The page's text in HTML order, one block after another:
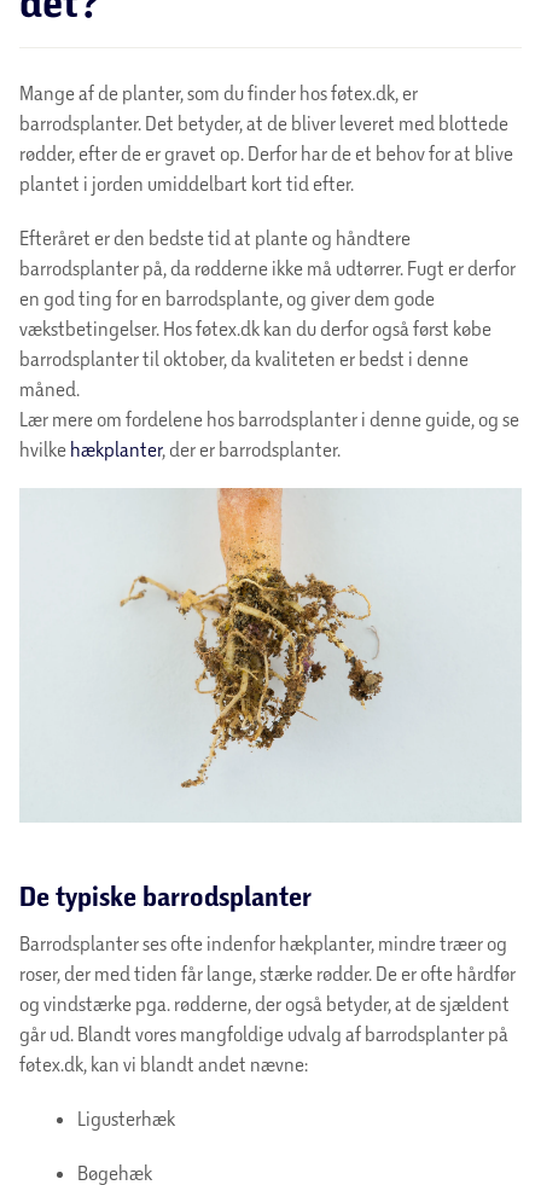
Mange af de planter, som du finder hos føtex.dk, er
barrodsplanter. Det betyder, at de bliver leveret med blottede
rødder, efter de er gravet op. Derfor har de et behov for at blive
plantet i jorden umiddelbart kort tid efter.
Efteråret er den bedste tid at plante og håndtere
barrodsplanter på, da rødderne ikke må udtørrer. Fugt er derfor
en god ting for en barrodsplante, og giver dem gode
vækstbetingelser. Hos føtex.dk kan du derfor også først købe
barrodsplanter til oktober, da kvaliteten er bedst i denne
måned.
Lær mere om fordelene hos barrodsplanter i denne guide, og se
hvilke hækplanter, der er barrodsplanter.
De typiske barrodsplanter
Barrodsplanter ses ofte indenfor hækplanter, mindre træer og
roser, der med tiden får lange, stærke rødder. De er ofte hårdfør
og vindstærke pga. rødderne, der også betyder, at de sjældent
går ud. Blandt vores mangfoldige udvalg af barrodsplanter på
føtex.dk, kan vi blandt andet nævne:
Ligusterhæk
Bøgehæk